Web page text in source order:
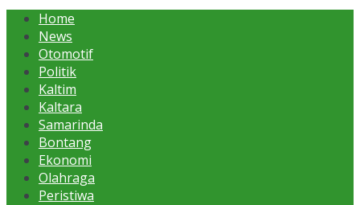
Home
News
Otomotif
Politik
Kaltim
Kaltara
Samarinda
Bontang
Ekonomi
Olahraga
Peristiwa